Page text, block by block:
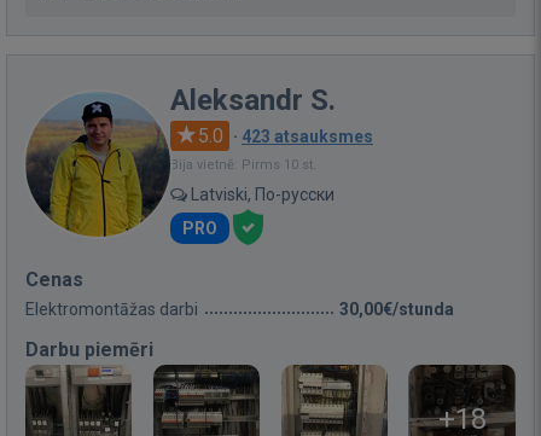
Aleksandr S.
5.0 · 423 atsauksmes
Bija vietnē: Pirms 10 st.
Latviski, По-русски
PRO
Cenas
Elektromontāžas darbi 30,00€/stunda
Darbu piemēri
+18